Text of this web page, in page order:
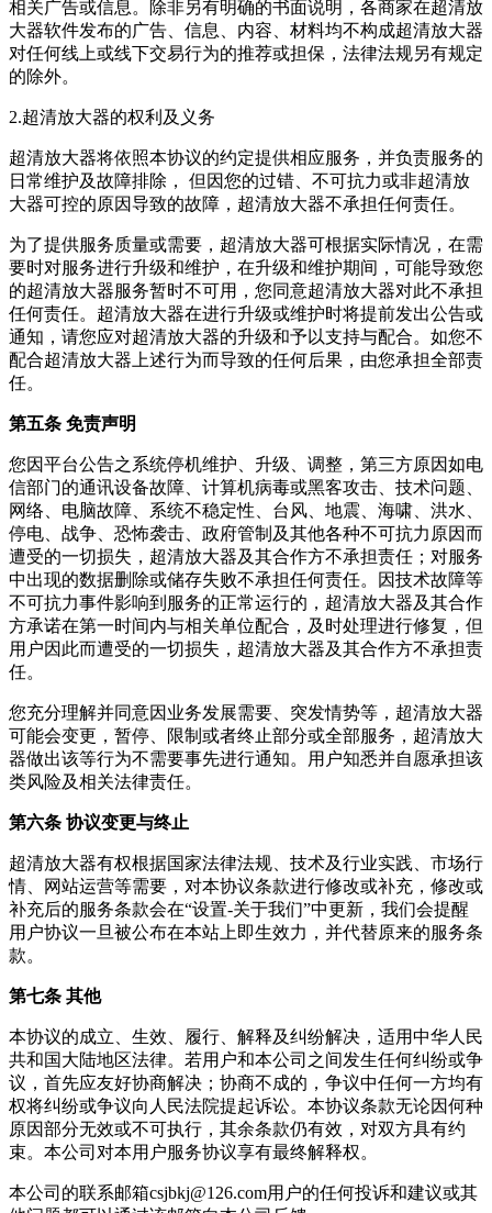
相关广告或信息。除非另有明确的书面说明，各商家在超清放
大器软件发布的广告、信息、内容、材料均不构成超清放大器
对任何线上或线下交易行为的推荐或担保，法律法规另有规定
的除外。
2.超清放大器的权利及义务
超清放大器将依照本协议的约定提供相应服务，并负责服务的
日常维护及故障排除， 但因您的过错、不可抗力或非超清放
大器可控的原因导致的故障， 超清放大器不承担任何责任。
为了提供服务质量或需要， 超清放大器可根据实际情况，在需
要时对服务进行升级和维护，在升级和维护期间，可能导致您
的超清放大器服务暂时不可用，您同意超清放大器对此不承担
任何责任。 超清放大器在进行升级或维护时将提前发出公告或
通知，请您应对超清放大器的升级和予以支持与配合。如您不
配合超清放大器 上述行为而导致的任何后果，由您承担全部责
任。
第五条 免责声明
您因平台公告之系统停机维护、升级、调整，第三方原因如电
信部门的通讯设备故障、计算机病毒或黑客攻击、技术问题、
网络、电脑故障、系统不稳定性、台风、地震、海啸、洪水、
停电、战争、恐怖袭击、政府管制及其他各种不可抗力原因而
遭受的一切损失， 超清放大器及其合作方不承担责任；对服务
中出现的数据删除或储存失败不承担任何责任。因技术故障等
不可抗力事件影响到服务的正常运行的， 超清放大器及其合作
方承诺在第一时间内与相关单位配合，及时处理进行修复，但
用户因此而遭受的一切损失， 超清放大器及其合作方不承担责
任。
您充分理解并同意因业务发展需要、突发情势等， 超清放大器
可能会变更，暂停、限制或者终止部分或全部服务， 超清放大
器做出该等行为不需要事先进行通知。用户知悉并自愿承担该
类风险及相关法律责任。
第六条 协议变更与终止
超清放大器有权根据国家法律法规、技术及行业实践、市场行
情、网站运营等需要，对本协议条款进行修改或补充，修改或
补充后的服务条款会在“设置-关于我们”中更新，我们会提醒
用户协议一旦被公布在本站上即生效力，并代替原来的服务条
款。
第七条 其他
本协议的成立、生效、履行、解释及纠纷解决，适用中华人民
共和国大陆地区法律。若用户和本公司之间发生任何纠纷或争
议，首先应友好协商解决；协商不成的，争议中任何一方均有
权将纠纷或争议向人民法院提起诉讼。本协议条款无论因何种
原因部分无效或不可执行，其余条款仍有效，对双方具有约
束。本公司对本用户服务协议享有最终解释权。
本公司的联系邮箱csjbkj@126.com用户的任何投诉和建议或其